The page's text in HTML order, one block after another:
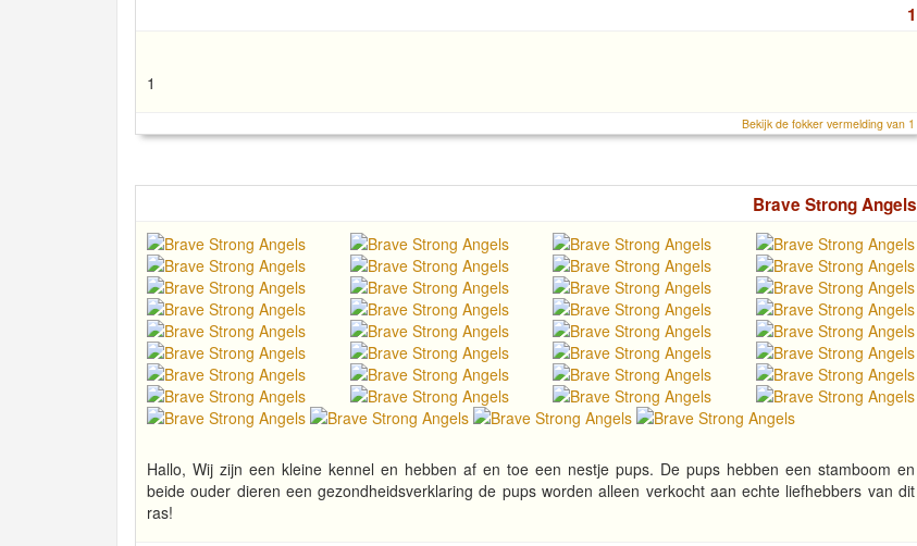
1
1
Bekijk de fokker vermelding van 1
Brave Strong Angels
Hallo, Wij zijn een kleine kennel en hebben af en toe een nestje pups. De pups hebben een stamboom en
beide ouder dieren een gezondheidsverklaring de pups worden alleen verkocht aan echte liefhebbers van dit
ras!